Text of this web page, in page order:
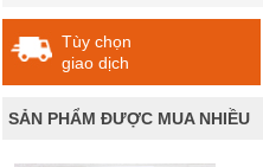
Tùy chọn
giao dịch
SẢN PHẨM ĐƯỢC MUA NHIỀU